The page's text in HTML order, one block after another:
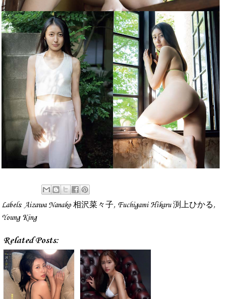
Labels: Aizawa Nanako 相沢菜々子, Fuchigami Hikaru 渕上ひかる,
Young King
Related Posts: